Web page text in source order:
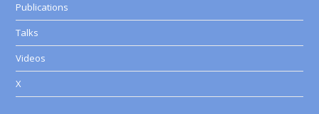
Publications
Talks
Videos
X